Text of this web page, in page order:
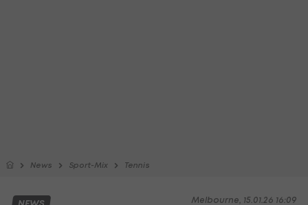
News Sport-Mix Tennis
Melbourne, 15.01.26 16:09